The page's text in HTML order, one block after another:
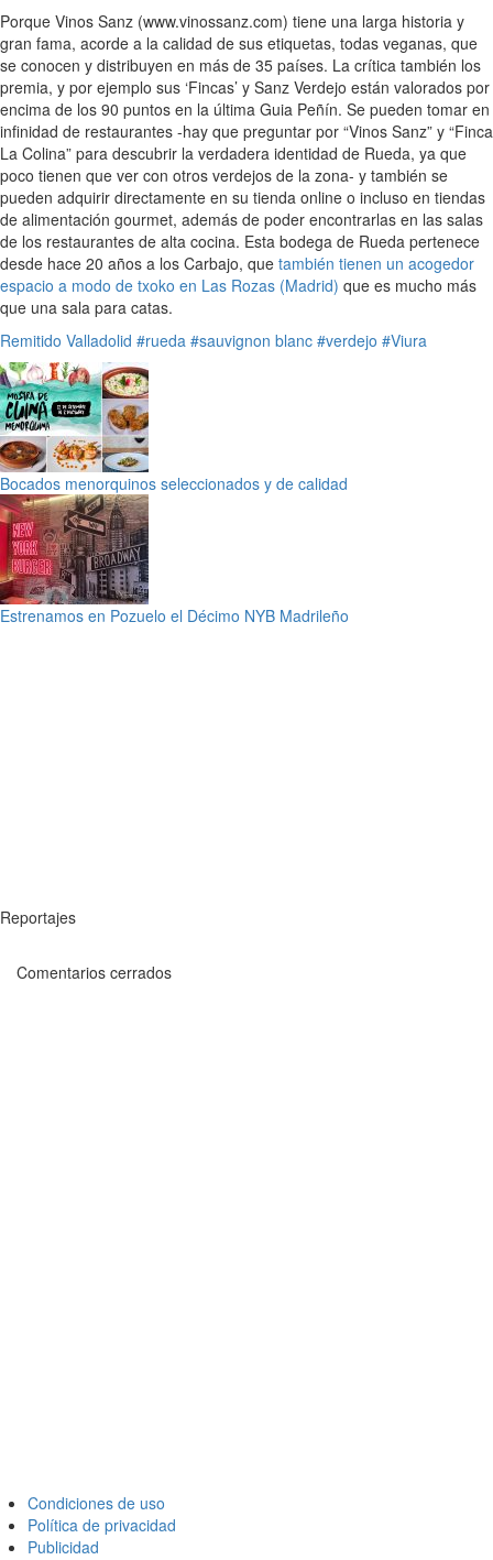
Porque Vinos Sanz (www.vinossanz.com) tiene una larga historia y
gran fama, acorde a la calidad de sus etiquetas, todas veganas, que
se conocen y distribuyen en más de 35 países. La crítica también los
premia, y por ejemplo sus ‘Fincas’ y Sanz Verdejo están valorados por
encima de los 90 puntos en la última Guia Peñín. Se pueden tomar en
infinidad de restaurantes -hay que preguntar por “Vinos Sanz” y “Finca
La Colina” para descubrir la verdadera identidad de Rueda, ya que
poco tienen que ver con otros verdejos de la zona- y también se
pueden adquirir directamente en su tienda online o incluso en tiendas
de alimentación gourmet, además de poder encontrarlas en las salas
de los restaurantes de alta cocina. Esta bodega de Rueda pertenece
desde hace 20 años a los Carbajo, que también tienen un acogedor
espacio a modo de txoko en Las Rozas (Madrid) que es mucho más
que una sala para catas.
Remitido Valladolid #rueda #sauvignon blanc #verdejo #Viura
Bocados menorquinos seleccionados y de calidad
Estrenamos en Pozuelo el Décimo NYB Madrileño
Reportajes
Comentarios cerrados
Condiciones de uso
Política de privacidad
Publicidad